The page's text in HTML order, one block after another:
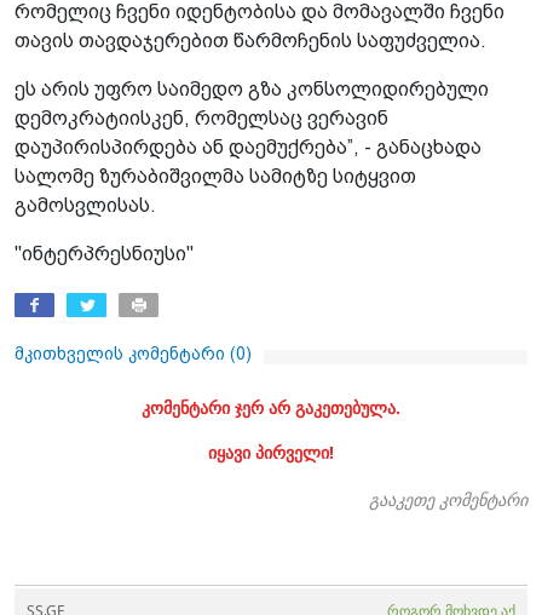
რომელიც ჩვენი იდენტობისა და მომავალში ჩვენი
თავის თავდაჯერებით წარმოჩენის საფუძველია.
ეს არის უფრო საიმედო გზა კონსოლიდირებული
დემოკრატიისკენ, რომელსაც ვერავინ
დაუპირისპირდება ან დაემუქრება”, - განაცხადა
სალომე ზურაბიშვილმა სამიტზე სიტყვით
გამოსვლისას.
"ინტერპრესნიუსი"
მკითხველის კომენტარი (0)
კომენტარი ჯერ არ გაკეთებულა.
იყავი პირველი!
გააკეთე კომენტარი